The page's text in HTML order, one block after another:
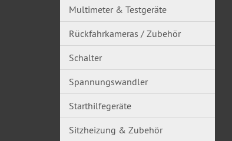
Multimeter & Testgeräte
Rückfahrkameras / Zubehör
Schalter
Spannungswandler
Starthilfegeräte
Sitzheizung & Zubehör